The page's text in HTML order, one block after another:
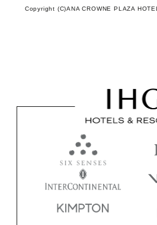
Copyright (C)ANA CROWNE PLAZA